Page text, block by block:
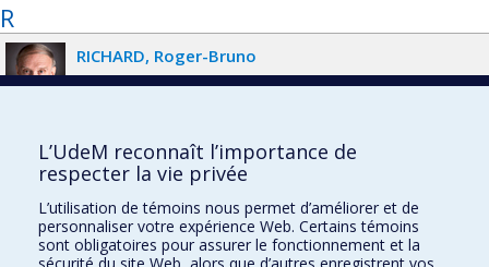
R
RICHARD Roger-Bruno
Professeur honoraire
École d'architecture
École de design
École d'urbanisme et d'architecture de paysage
L’UdeM reconnaît l’importance de
respecter la vie privée
L’utilisation de témoins nous permet d’améliorer et de
personnaliser votre expérience Web. Certains témoins
sont obligatoires pour assurer le fonctionnement et la
sécurité du site Web, alors que d’autres enregistrent vos